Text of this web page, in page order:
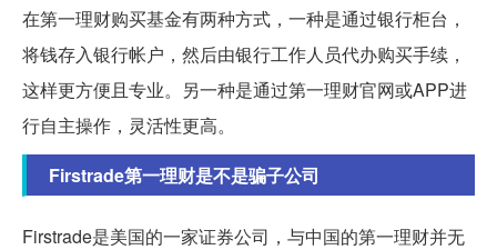
在第一理财购买基金有两种方式，一种是通过银行柜台，
将钱存入银行帐户，然后由银行工作人员代办购买手续，
这样更方便且专业。另一种是通过第一理财官网或APP进
行自主操作，灵活性更高。
Firstrade第一理财是不是骗子公司
Firstrade是美国的一家证券公司，与中国的第一理财并无